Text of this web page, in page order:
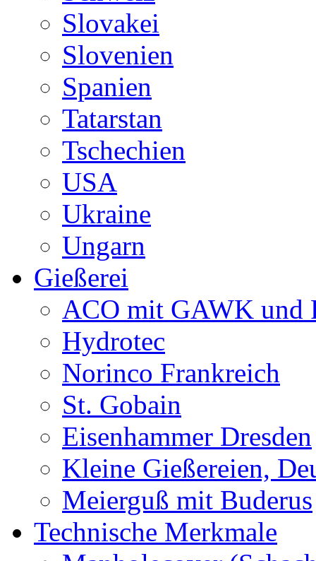
Slovakei
Slovenien
Spanien
Tatarstan
Tschechien
USA
Ukraine
Ungarn
Gießerei
ACO mit GAWK und
Hydrotec
Norinco Frankreich
St. Gobain
Eisenhammer Dresden
Kleine Gießereien,
Meierguß mit Buderus
Technische Merkmale